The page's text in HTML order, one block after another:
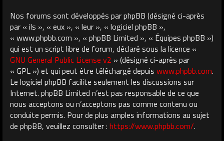
Nos forums sont développés par phpBB (désigné ci-après
par « ils », « eux », « leur », « logiciel phpBB »,
« www.phpbb.com », « phpBB Limited », « Équipes phpBB »)
qui est un script libre de forum, déclaré sous la licence «
GNU General Public License v2 » (désigné ci-après par
« GPL ») et qui peut être téléchargé depuis www.phpbb.com.
Le logiciel phpBB facilite seulement les discussions sur
Internet. phpBB Limited n’est pas responsable de ce que
nous acceptons ou n’acceptons pas comme contenu ou
conduite permis. Pour de plus amples informations au sujet
de phpBB, veuillez consulter : https://www.phpbb.com/.